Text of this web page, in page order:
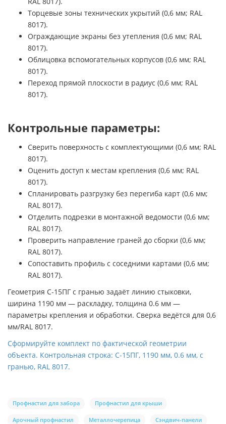
Торцевые зоны технических укрытий (0,6 мм; RAL
8017).
Ограждающие экраны без утепления (0,6 мм; RAL
8017).
Облицовка вспомогательных корпусов (0,6 мм; RAL
8017).
Переход прямой плоскости в радиус (0,6 мм; RAL
8017).
Контрольные параметры:
Сверить поверхность с комплектующими (0,6 мм; RAL
8017).
Оценить доступ к местам крепления (0,6 мм; RAL
8017).
Спланировать разгрузку без перегиба карт (0,6 мм;
RAL 8017).
Отделить подрезки в монтажной ведомости (0,6 мм;
RAL 8017).
Проверить направление граней до сборки (0,6 мм;
RAL 8017).
Сопоставить профиль с соседними картами (0,6 мм;
RAL 8017).
Геометрия С-15ПГ с гранью задаёт линию стыковки,
ширина 1190 мм — раскладку, толщина 0.6 мм —
параметры крепления и обработки. Сверка ведётся для 0,6
мм/RAL 8017.
Сформируйте комплект по фактической геометрии
объекта. Контрольная строка: С-15ПГ, 1190 мм, 0.6 мм, с
гранью, RAL 8017.
Профнастил для забора Профнастил для крыши
Арочный профнастил Металлочерепица Сэндвич-панели